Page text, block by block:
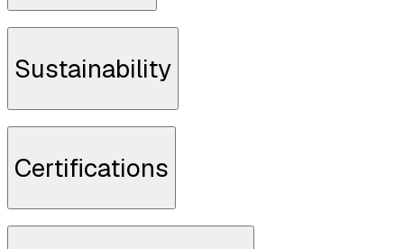
SCOPRI DI PIÙ
Sustainability
Certifications